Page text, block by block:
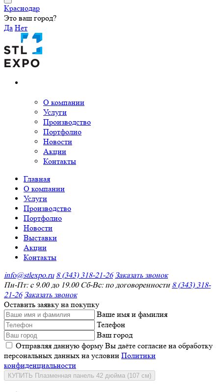
Краснодар
Это ваш город?
Да Нет
О компании
Услуги
Производство
Портфолио
Новости
Акции
Контакты
Главная
О компании
Услуги
Производство
Портфолио
Новости
Выставки
Акции
Контакты
info@stlexpo.ru 8 (343) 318-21-26 Заказать звонок
Пн-Пт: с 9.00 до 19.00 Сб-Вс: по договоренности 8 (343) 318-
21-26 Заказать звонок
Оставить заявку на покупку
Ваше имя и фамилия
Телефон
Ваш город
Отправляя данную форму Вы даёте согласие на обработку
персональных данных на условии Политики
конфиденциальности
КУПИТЬ Плазменная панель 42 дюйма (107 см)